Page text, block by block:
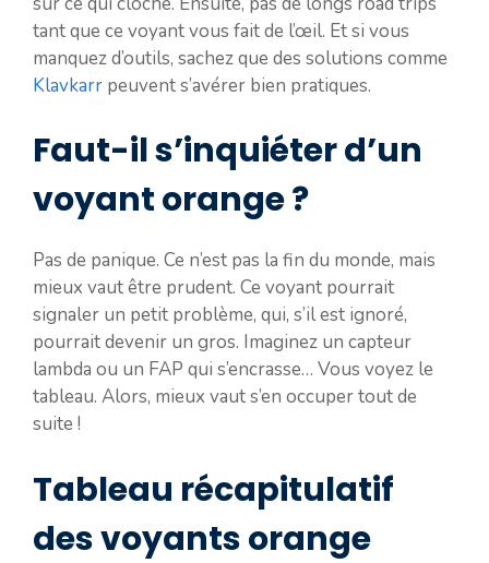
tant que ce voyant vous fait de l’œil. Et si vous
manquez d’outils, sachez que des solutions comme
Klavkarr peuvent s’avérer bien pratiques.
Faut-il s’inquiéter d’un
voyant orange ?
Pas de panique. Ce n’est pas la fin du monde, mais
mieux vaut être prudent. Ce voyant pourrait
signaler un petit problème, qui, s’il est ignoré,
pourrait devenir un gros. Imaginez un capteur
lambda ou un FAP qui s’encrasse… Vous voyez le
tableau. Alors, mieux vaut s’en occuper tout de
suite !
Tableau récapitulatif
des voyants orange